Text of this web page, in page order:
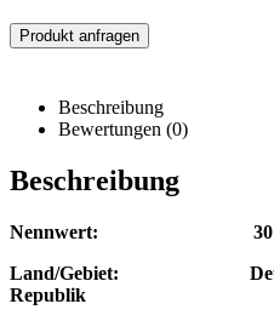
Produkt anfragen
Beschreibung
Bewertungen (0)
Beschreibung
Nennwert: 30
Land/Gebiet:
Republik